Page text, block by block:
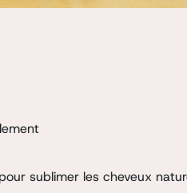
sublimer les cheveux